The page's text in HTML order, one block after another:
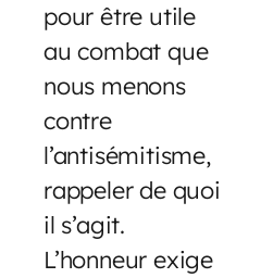
pour être utile
au combat que
nous menons
contre
l’antisémitisme,
rappeler de quoi
il s’agit.
L’honneur exige